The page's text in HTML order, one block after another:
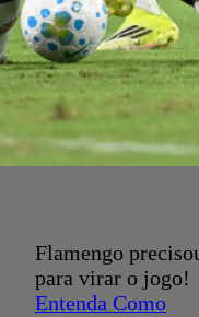
Flamengo
para virar o jogo!
Entenda Como